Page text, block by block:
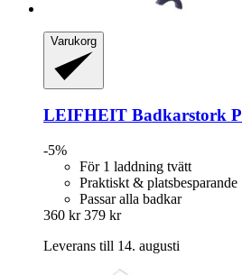
Varukorg
LEIFHEIT Badkarstork
-5%
För 1 laddning tvätt
Praktiskt & platsbesparande
Passar alla badkar
360 kr 379 kr
Leverans till 14. augusti